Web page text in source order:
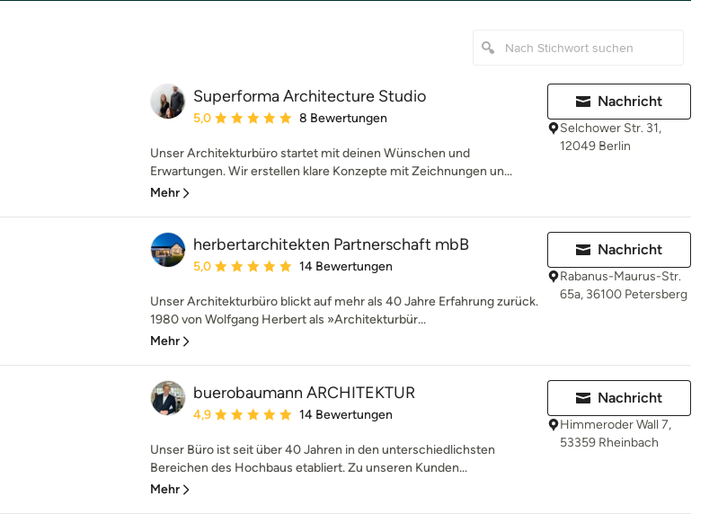
Superforma Architecture Studio
Durchschnittliche Bewertung: 5 von 5 Sternen
5,0 8 Bewertungen
Unser Architekturbüro startet mit deinen Wünschen und
Erwartungen. Wir erstellen klare Konzepte mit Zeichnungen un...
Mehr
Nachricht
Selchower Str. 31,
12049 Berlin
herbertarchitekten Partnerschaft mbB
Durchschnittliche Bewertung: 5 von 5 Sternen
5,0 14 Bewertungen
Unser Architekturbüro blickt auf mehr als 40 Jahre Erfahrung zurück.
1980 von Wolfgang Herbert als »Architekturbür...
Mehr
Nachricht
Rabanus-Maurus-Str.
65a, 36100 Petersberg
buerobaumann ARCHITEKTUR
Durchschnittliche Bewertung: 4.9 von 5 Sternen
4,9 14 Bewertungen
Unser Büro ist seit über 40 Jahren in den unterschiedlichsten
Bereichen des Hochbaus etabliert. Zu unseren Kunden...
Mehr
Nachricht
Himmeroder Wall 7,
53359 Rheinbach